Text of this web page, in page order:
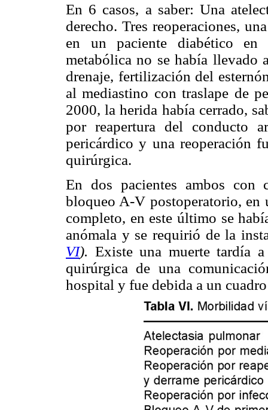
En 6 casos, a saber: Una
derecho. Tres reoperaciones,
en un paciente diabético
metabólica no se había llevado
drenaje, fertilización del
al mediastino con traslape de
2000, la herida había cerrado,
por reapertura del conducto
pericárdico y una reoperación
quirúrgica.
En dos pacientes ambos con
bloqueo A-V postoperatorio, en
completo, en este último se
anómala y se requirió de la
VI). Existe una muerte tardía
quirúrgica de una
hospital y fue debida a un